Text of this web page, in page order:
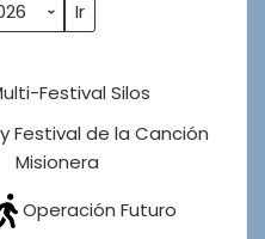
Festival Silos
Festival de la Canción
Misionera
Operación Futuro